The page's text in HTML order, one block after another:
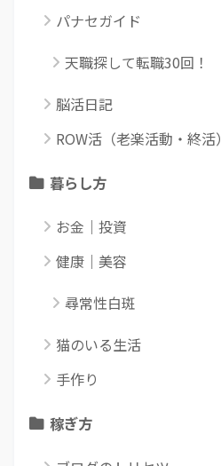
パナセガイド
天職探して転職30回！
脳活日記
ROW活（老楽活動・終活）
暮らし方
お金｜投資
健康｜美容
尋常性白斑
猫のいる生活
手作り
稼ぎ方